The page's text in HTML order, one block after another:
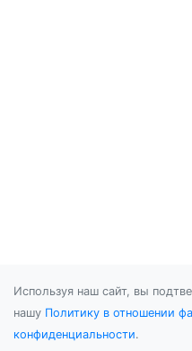
Используя наш сайт, вы
нашу Политику в отношении
конфиденциальности.